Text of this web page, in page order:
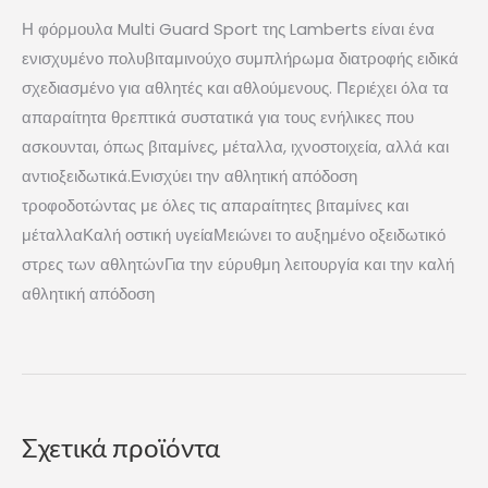
Η φόρμουλα Multi Guard Sport της Lamberts είναι ένα
ενισχυμένο πολυβιταμινούχο συμπλήρωμα διατροφής ειδικά
σχεδιασμένο για αθλητές και αθλούμενους. Περιέχει όλα τα
απαραίτητα θρεπτικά συστατικά για τους ενήλικες που
ασκουνται, όπως βιταμίνες, μέταλλα, ιχνοστοιχεία, αλλά και
αντιοξειδωτικά.Ενισχύει την αθλητική απόδοση
τροφοδοτώντας με όλες τις απαραίτητες βιταμίνες και
μέταλλαΚαλή οστική υγείαΜειώνει το αυξημένο οξειδωτικό
στρες των αθλητώνΓια την εύρυθμη λειτουργία και την καλή
αθλητική απόδοση
Σχετικά προϊόντα